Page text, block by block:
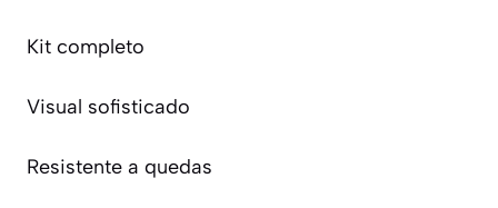
Kit completo
Visual sofisticado
Resistente a quedas